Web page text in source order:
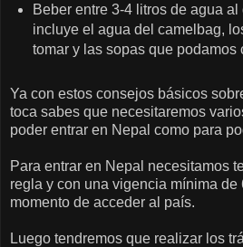
Beber entre 3-4 litros de agua
incluye el agua del camelbag,
tomar y las sopas que podamos
Ya con estos consejos básicos
toca sabes que necesitaremos
poder entrar en Nepal como para
Para entrar en Nepal necesitamos
regla y con una vigencia mínima de
momento de acceder al país.
Luego tendremos que realizar los